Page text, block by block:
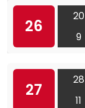
26
20
9
27
28
11